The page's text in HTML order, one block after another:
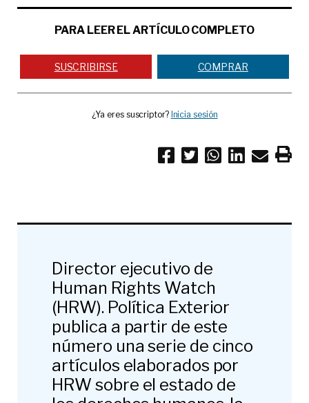
PARA LEER EL ARTÍCULO COMPLETO
SUSCRIBIRSE COMPRAR
¿Ya eres suscriptor? Inicia sesión
Director ejecutivo de
Human Rights Watch
(HRW). Política Exterior
publica a partir de este
número una serie de cinco
artículos elaborados por
HRW sobre el estado de